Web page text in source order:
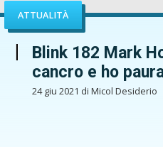
ATTUALITÀ
Blink 182 Mark
cancro e ho
24 giu 2021 di Micol Desiderio